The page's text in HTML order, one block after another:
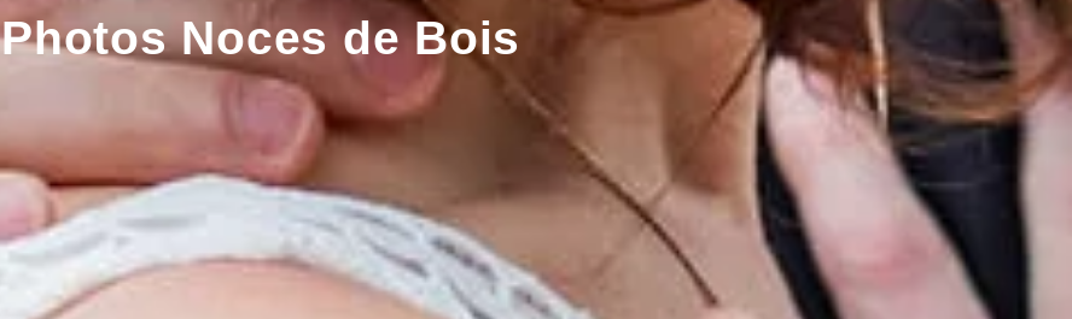
Photos Noces de Bois